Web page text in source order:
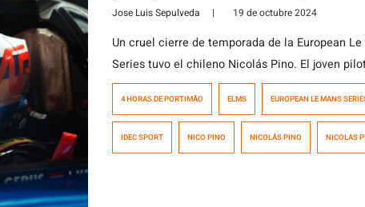
Jose Luis Sepulveda | 19 de octubre 2024
Un cruel cierre de temporada de la European
Series tuvo el chileno Nicolás Pino. El joven
el encargado de largar la carrera para el equipo
giro, en un excelente adelantamiento por el
dejó atrás al venezolano Manuel Maldonado […]
4 HORAS DE PORTIMÃO ELMS EUROPEAN LE MANS
IDEC SPORT NICO PINO NICOLÁS PINO NICOLAS